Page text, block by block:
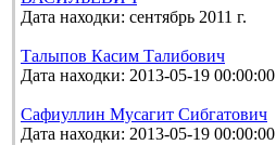
Дата находки: сентябрь 2011 г.
Талыпов Касим Талибович
Дата находки: 2013-05-19 00:00:00
Сафиуллин Мусагит Сибгатович
Дата находки: 2013-05-19 00:00:00